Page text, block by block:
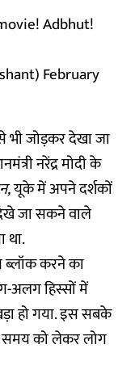
Adbhut!
February
भी जोड़कर देखा जा
नरेंद्र मोदी के
यूके में अपने दर्शकों
जा सकने वाले
था.
ब्लॉक करने का
अलग हिस्सों में
हो गया. इस सबके
समय को लेकर लोग